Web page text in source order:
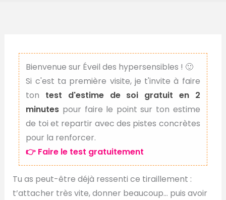
Bienvenue sur Éveil des hypersensibles ! 🙂
Si c'est ta première visite, je t'invite à faire
ton test d'estime de soi gratuit en 2
minutes pour faire le point sur ton estime
de toi et repartir avec des pistes concrètes
pour la renforcer.
👉 Faire le test gratuitement
Tu as peut-être déjà ressenti ce tiraillement :
t’attacher très vite, donner beaucoup… puis avoir